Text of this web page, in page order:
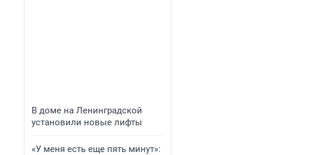
В доме на Ленинградской
установили новые лифты
«У меня есть еще пять минут»: